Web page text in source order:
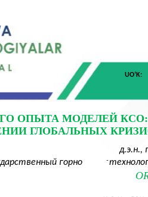
ОПЫТА МОДЕЛЕЙ КСО:
ГЛОБАЛЬНЫХ
д.э.н.,
горно -
UOʻK: